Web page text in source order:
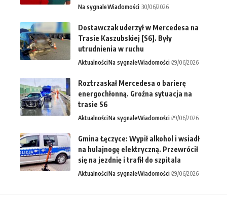
Na sygnaleWiadomości 30/06/2026
Dostawczak uderzył w Mercedesa na
Trasie Kaszubskiej [S6]. Były
utrudnienia w ruchu
AktualnościNa sygnaleWiadomości 29/06/2026
Roztrzaskał Mercedesa o barierę
energochłonną. Groźna sytuacja na
trasie S6
AktualnościNa sygnaleWiadomości 29/06/2026
Gmina Łęczyce: Wypił alkohol i wsiadł
na hulajnogę elektryczną. Przewrócił
się na jezdnię i trafił do szpitala
AktualnościNa sygnaleWiadomości 29/06/2026